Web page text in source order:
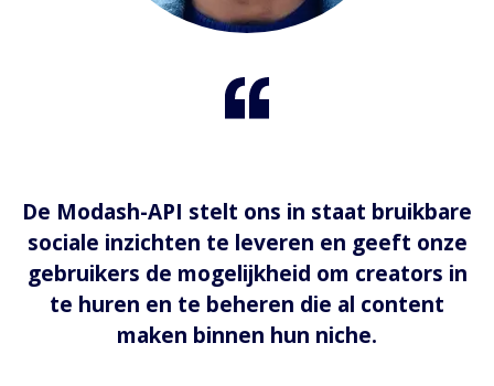
De Modash-API stelt ons in staat bruikbare
sociale inzichten te leveren en geeft onze
gebruikers de mogelijkheid om creators in
te huren en te beheren die al content
maken binnen hun niche.